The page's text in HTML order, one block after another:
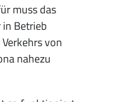
muss das
Betrieb
von
nahezu